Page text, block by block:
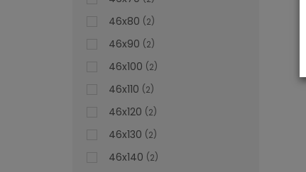
46x80 2
46x90 2
46x100 2
46x110 2
46x120 2
46x130 2
46x140 2